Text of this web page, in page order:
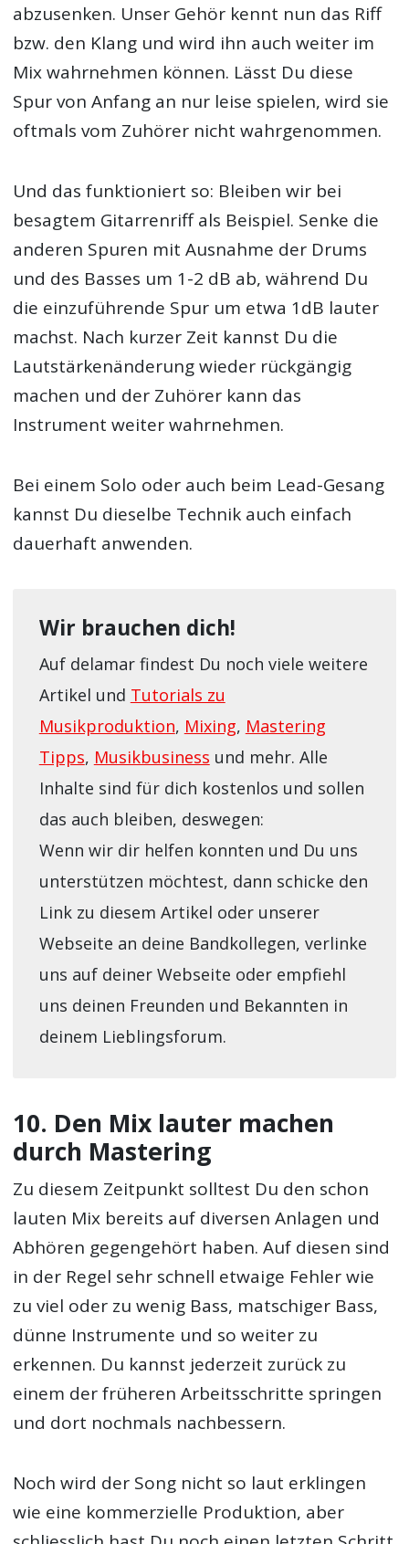
abzusenken. Unser Gehör kennt nun das Riff
bzw. den Klang und wird ihn auch weiter im
Mix wahrnehmen können. Lässt Du diese
Spur von Anfang an nur leise spielen, wird sie
oftmals vom Zuhörer nicht wahrgenommen.
Und das funktioniert so: Bleiben wir bei
besagtem Gitarrenriff als Beispiel. Senke die
anderen Spuren mit Ausnahme der Drums
und des Basses um 1-2 dB ab, während Du
die einzuführende Spur um etwa 1dB lauter
machst. Nach kurzer Zeit kannst Du die
Lautstärkenänderung wieder rückgängig
machen und der Zuhörer kann das
Instrument weiter wahrnehmen.
Bei einem Solo oder auch beim Lead-Gesang
kannst Du dieselbe Technik auch einfach
dauerhaft anwenden.
Wir brauchen dich!
Auf delamar findest Du noch viele weitere
Artikel und Tutorials zu
Musikproduktion, Mixing, Mastering
Tipps, Musikbusiness und mehr. Alle
Inhalte sind für dich kostenlos und sollen
das auch bleiben, deswegen:
Wenn wir dir helfen konnten und Du uns
unterstützen möchtest, dann schicke den
Link zu diesem Artikel oder unserer
Webseite an deine Bandkollegen, verlinke
uns auf deiner Webseite oder empfiehl
uns deinen Freunden und Bekannten in
deinem Lieblingsforum.
10. Den Mix lauter machen
durch Mastering
Zu diesem Zeitpunkt solltest Du den schon
lauten Mix bereits auf diversen Anlagen und
Abhören gegengehört haben. Auf diesen sind
in der Regel sehr schnell etwaige Fehler wie
zu viel oder zu wenig Bass, matschiger Bass,
dünne Instrumente und so weiter zu
erkennen. Du kannst jederzeit zurück zu
einem der früheren Arbeitsschritte springen
und dort nochmals nachbessern.
Noch wird der Song nicht so laut erklingen
wie eine kommerzielle Produktion, aber